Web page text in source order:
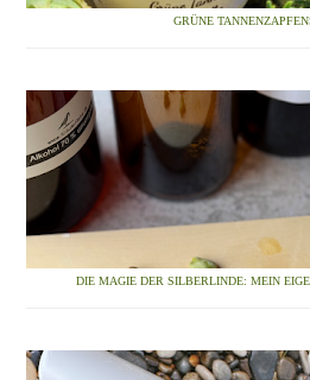
GRÜNE
DIE MAGIE DER SILBERLINDE: MEIN